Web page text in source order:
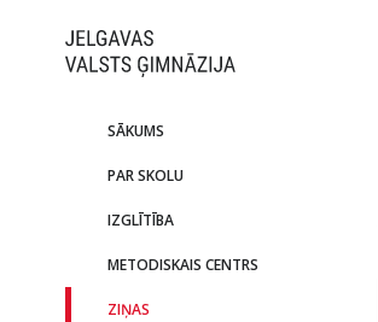
SĀKUMS
PAR SKOLU
IZGLĪTĪBA
METODISKAIS CENTRS
ZIŅAS